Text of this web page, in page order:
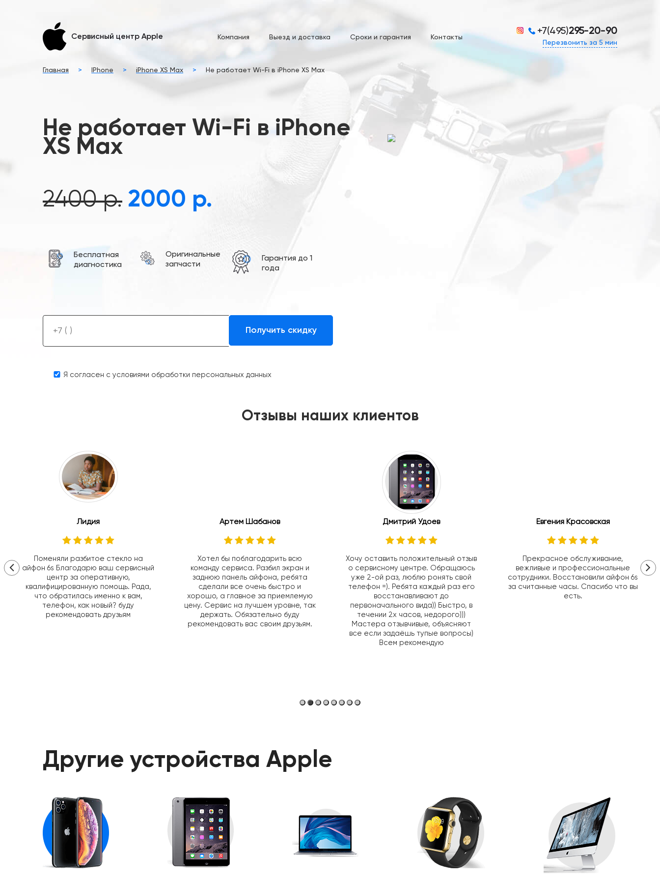
Сервисный центр Apple Компания Выезд и доставка Сроки и гарантия Контакты
+7(495)295-20-90
Перезвонить за 5 мин
Главная > IPhone > iPhone XS Max > Не работает Wi-Fi в iPhone XS Max
Не работает Wi-Fi в iPhone
XS Max
2400 р. 2000 р.
Бесплатная
диагностика
Оригинальные
запчасти
Гарантия до 1
года
Я согласен с условиями обработки персональных данных
Отзывы наших клиентов
Лидия
Поменяли разбитое стекло на
айфон 6s Благодарю ваш сервисный
центр за оперативную,
квалифицированную помощь. Рада,
что обратилась именно к вам,
телефон, как новый? буду
рекомендовать друзьям
Артем Шабанов
Хотел бы поблагодарить всю
команду сервиса. Разбил экран и
заднюю панель айфона, ребята
сделали все очень быстро и
хорошо, а главное за приемлемую
цену. Сервис на лучшем уровне, так
держать. Обязательно буду
рекомендовать вас своим друзьям.
Дмитрий Удоев
Хочу оставить положительный отзыв
о сервисному центре. Обращаюсь
уже 2-ой раз, люблю ронять свой
телефон =). Ребята каждый раз его
восстанавливают до
первоначального вида)) Быстро, в
течении 2х часов, недорого)))
Мастера отзывчивые, объясняют
все если задаёшь тупые вопросы)
Всем рекомендую
Евгения Красовская
Прекрасное обслуживание,
вежливые и профессиональные
сотрудники. Восстановили айфон 6s
за считанные часы. Спасибо что вы
есть.
Другие устройства Apple